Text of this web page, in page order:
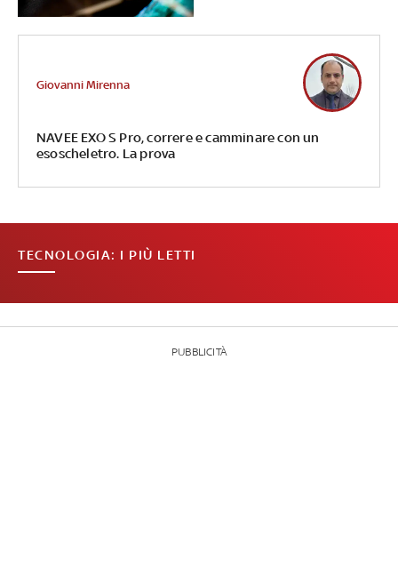
NAVEE EXO S Pro, correre e camminare con un
esoscheletro. La prova
Giovanni Mirenna
TECNOLOGIA: I PIÙ LETTI
PUBBLICITÀ